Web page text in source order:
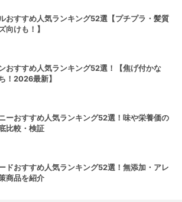
おすすめ人気ランキング52選【プチプラ・髪質
向けも！】
おすすめ人気ランキング52選！【焦げ付かな
！2026最新】
ーおすすめ人気ランキング52選！味や栄養価の
比較・検証
ドおすすめ人気ランキング52選！無添加・アレ
商品を紹介